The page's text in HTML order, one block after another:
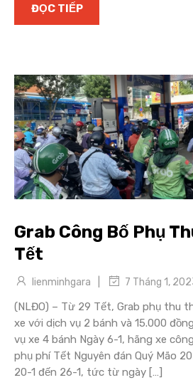
ĐỌC TIẾP
Grab Công Bố Phụ
Tết
lienminhgara 7 Tháng 1,
(NLĐO) – Từ 29 Tết, Grab phụ thu
xe với dịch vụ 2 bánh và 15.000
vụ xe 4 bánh Ngày 6-1, hãng xe
phụ phí Tết Nguyên đán Quý Mão
20-1 đến 26-1, tức từ ngày […]